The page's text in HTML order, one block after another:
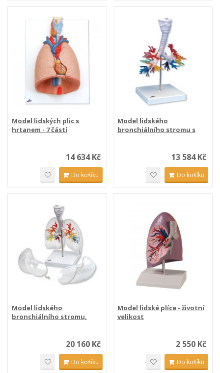
Model lidských plic s
hrtanem - 7 částí
14 634 Kč
Do košíku
Model lidského
bronchiálního stromu s
13 584 Kč
Do košíku
Model lidského
bronchiálního stromu,
20 160 Kč
Do košíku
Model lidské plíce - životní
velikost
2 550 Kč
Do košíku